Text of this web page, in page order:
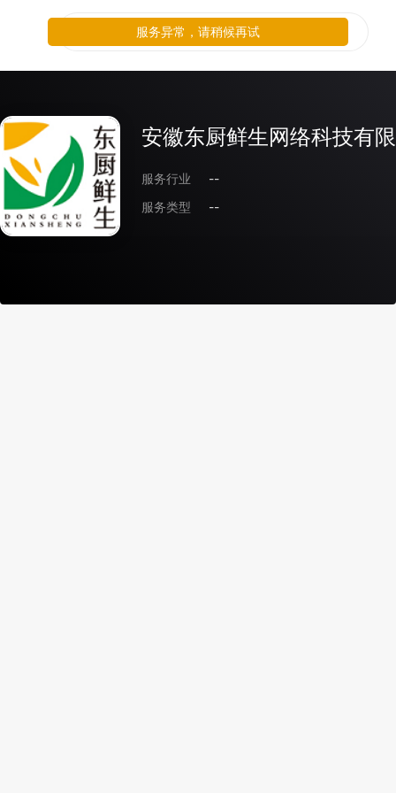
安徽东厨鲜生网络科技有
服务行业
--
服务类型
--
服务异常，请稍候再试